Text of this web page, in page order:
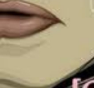
রাজনীতি
সারাদেশ
আন্তর্জাতিক
বিনোদন